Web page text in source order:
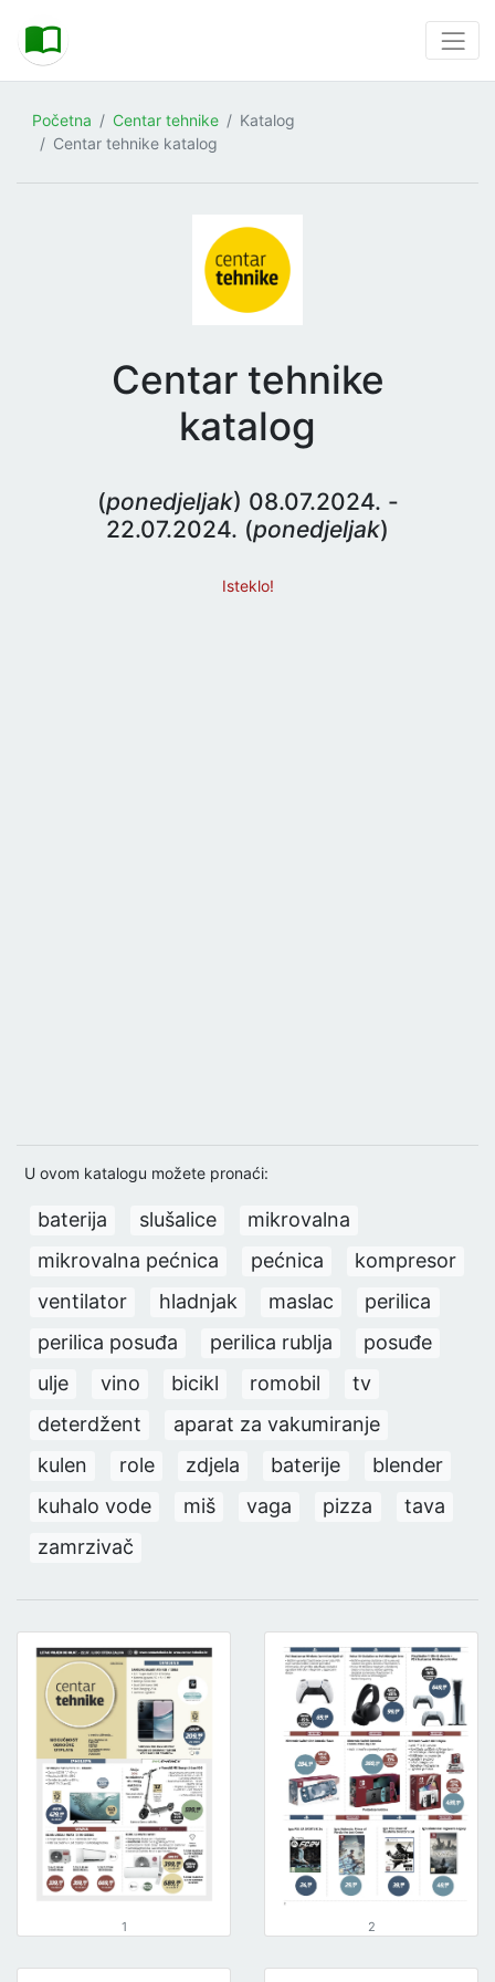
Početna Centar tehnike
Katalog
Centar tehnike katalog
Centar tehnike
katalog
(ponedjeljak) 08.07.2024. -
22.07.2024. (ponedjeljak)
Isteklo!
U ovom katalogu možete pronaći:
baterija slušalice
mikrovalna
mikrovalna pećnica
pećnica
kompresor
ventilator
hladnjak maslac
perilica
perilica posuđa
perilica rublja
posuđe
ulje
vino bicikl romobil
tv
deterdžent
aparat za vakumiranje
kulen
role zdjela baterije
blender
kuhalo vode
miš vaga pizza
tava
zamrzivač
1 2